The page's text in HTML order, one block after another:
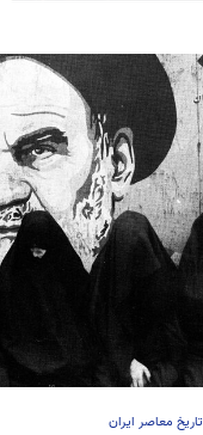
تاریخ معاصر ایران